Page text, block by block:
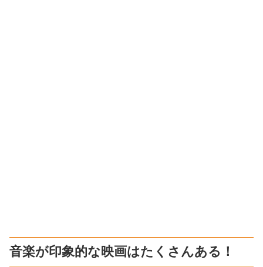
音楽が印象的な映画はたくさんある！